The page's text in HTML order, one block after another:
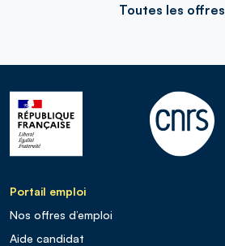
Toutes les offres
Portail emploi
Nos offres d’emploi
Aide candidat